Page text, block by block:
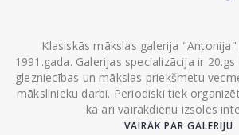
Klasiskās mākslas galerija
1991.gada. Galerijas specializācija ir
glezniecības un mākslas priekšmetu
mākslinieku darbi. Periodiski tiek
kā arī vairākdienu izsoles
VAIRĀK PAR GALERIJU